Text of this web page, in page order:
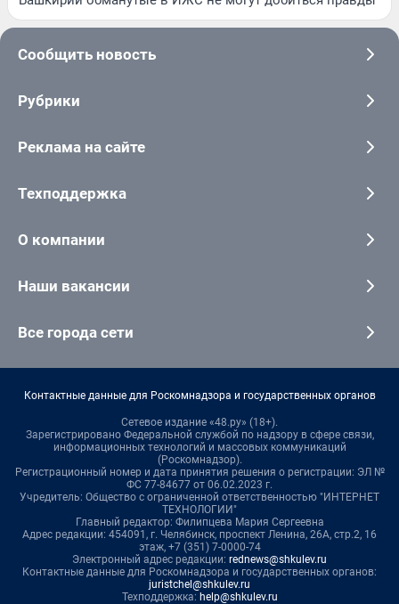
Сообщить новость
Рубрики
Реклама на сайте
Техподдержка
О компании
Наши вакансии
Все города сети
Контактные данные для Роскомнадзора и государственных органов
Сетевое издание «48.ру» (18+).
Зарегистрировано Федеральной службой по надзору в сфере связи,
информационных технологий и массовых коммуникаций
(Роскомнадзор).
Регистрационный номер и дата принятия решения о регистрации: ЭЛ №
ФС 77-84677 от 06.02.2023 г.
Учредитель: Общество с ограниченной ответственностью "ИНТЕРНЕТ
ТЕХНОЛОГИИ"
Главный редактор: Филипцева Мария Сергеевна
Адрес редакции: 454091, г. Челябинск, проспект Ленина, 26А, стр.2, 16
этаж, +7 (351) 7-0000-74
Электронный адрес редакции: rednews@shkulev.ru
Контактные данные для Роскомнадзора и государственных органов:
juristchel@shkulev.ru
Техподдержка: help@shkulev.ru